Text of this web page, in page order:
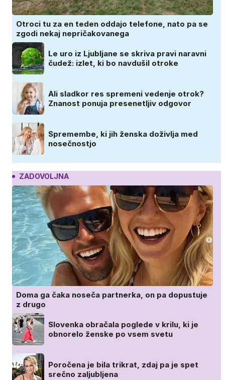
Otroci tu za en teden oddajo telefone, nato pa se
zgodi nekaj nepričakovanega
Le uro iz Ljubljane se skriva pravi naravni
čudež: izlet, ki bo navdušil otroke
Ali sladkor res spremeni vedenje otrok?
Znanost ponuja presenetljiv odgovor
Spremembe, ki jih ženska doživlja med
nosečnostjo
ZADOVOLJNA
Doma ga čaka noseča partnerka, on pa dopustuje
z drugo
Slovenka obračala poglede v krilu, ki je
obnorelo ženske po vsem svetu
Poročena je bila trikrat, zdaj pa je spet
srečno zaljubljena